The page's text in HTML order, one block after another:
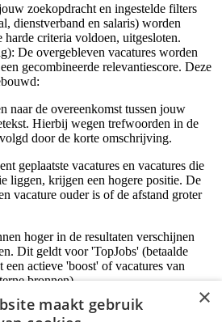
zoekopdracht en ingestelde filters
dienstverband en salaris) worden
harde criteria voldoen, uitgesloten.
De overgebleven vacatures worden
gecombineerde relevantiescore. Deze
naar de overeenkomst tussen jouw
Hierbij wegen trefwoorden in de
door de korte omschrijving.
geplaatste vacatures en vacatures die
liggen, krijgen een hogere positie. De
vacature ouder is of de afstand groter
hoger in de resultaten verschijnen
Dit geldt voor 'TopJobs' (betaalde
actieve 'boost' of vacatures van
bronnen).
×
maakt gebruik